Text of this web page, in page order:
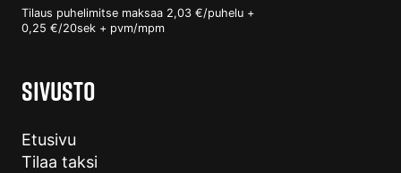
Tilaus puhelimitse maksaa 2,03 €/puhelu +
0,25 €/20sek + pvm/mpm
SIVUSTO
Etusivu
Tilaa taksi